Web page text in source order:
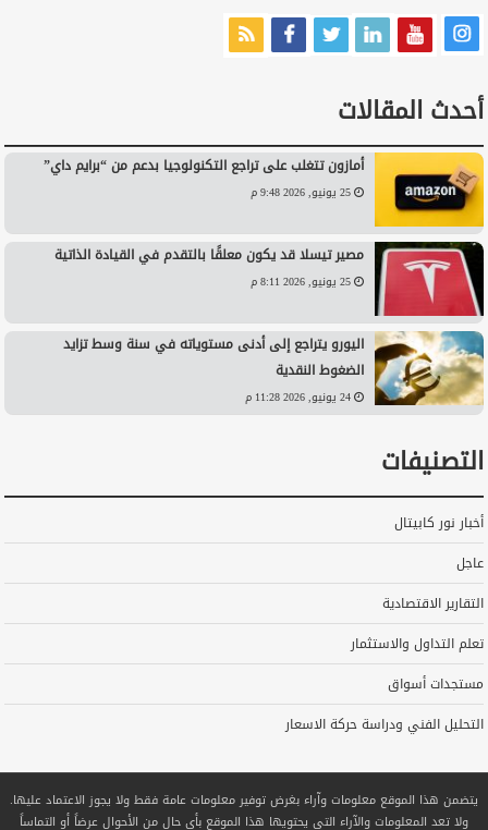
أحدث المقالات
أمازون تتغلب على تراجع التكنولوجيا بدعم من “برايم داي”
25 يونيو, 2026 9:48 م
مصير تيسلا قد يكون معلقًا بالتقدم في القيادة الذاتية
25 يونيو, 2026 8:11 م
اليورو يتراجع إلى أدنى مستوياته في سنة وسط تزايد
الضغوط النقدية
24 يونيو, 2026 11:28 م
التصنيفات
أخبار نور كابيتال
عاجل
التقارير الاقتصادية
تعلم التداول والاستثمار
مستجدات أسواق
التحليل الفني ودراسة حركة الاسعار
يتضمن هذا الموقع معلومات وآراء بغرض توفير معلومات عامة فقط ولا يجوز الاعتماد عليها.
ولا تعد المعلومات والآراء التي يحتويها هذا الموقع بأي حال من الأحوال عرضاً أو التماساً